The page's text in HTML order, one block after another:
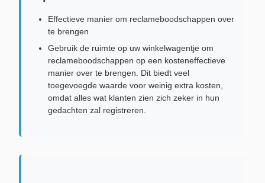
Effectieve manier om reclameboodschappen over
te brengen
Gebruik de ruimte op uw winkelwagentje om
reclameboodschappen op een kosteneffectieve
manier over te brengen. Dit biedt veel
toegevoegde waarde voor weinig extra kosten,
omdat alles wat klanten zien zich zeker in hun
gedachten zal registreren.